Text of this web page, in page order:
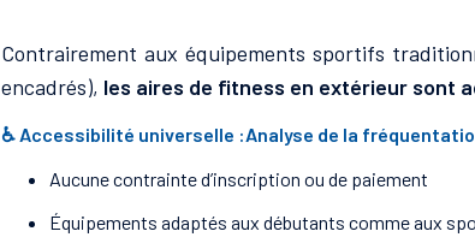
Contrairement aux équipements sportifs
encadrés), les aires de fitness en extérieur sont
♿️ Accessibilité universelle :Analyse de la
Aucune contrainte d’inscription ou de paiement
Équipements adaptés aux débutants comme aux